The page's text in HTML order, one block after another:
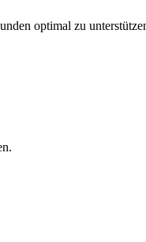
optimal zu